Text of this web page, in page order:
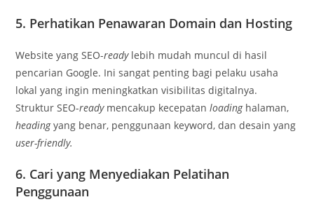
5. Perhatikan Penawaran Domain dan Hosting
Website yang SEO-readylebih mudah muncul di hasil
pencarian Google. Ini sangat penting bagi pelaku usaha
lokal yang ingin meningkatkan visibilitas digitalnya.
Struktur SEO-readymencakup kecepatanloading halaman,
headingyang benar, penggunaan keyword, dan desain yang
user-friendly.
6. Cari yang Menyediakan Pelatihan
Penggunaan